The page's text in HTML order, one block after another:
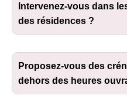
Intervenez-vous dans
des résidences ?
Proposez-vous des
dehors des heures